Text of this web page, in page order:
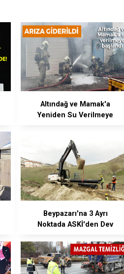
Altındağ ve Mamak'a
Yeniden Su Verilmeye
Beypazarı'na 3 Ayrı
Noktada ASKİ'den Dev